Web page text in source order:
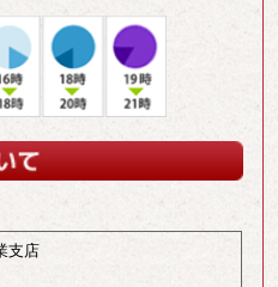
支店